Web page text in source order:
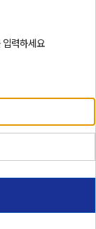
력하세요